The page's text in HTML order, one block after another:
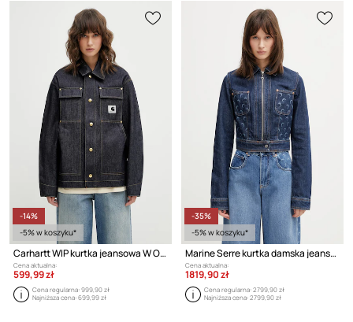
-14%
-5% w koszyku*
Carhartt WIP kurtka jeansowa W OG Arctic Jacket
Cena aktualna:
599,99 zł
Cena regularna:999,90 zł
Najniższa cena:699,99 zł
-35%
-5% w koszyku*
Marine Serre kurtka damska jeansowa
Cena aktualna:
1819,90 zł
Cena regularna:2799,90 zł
Najniższa cena:2799,90 zł